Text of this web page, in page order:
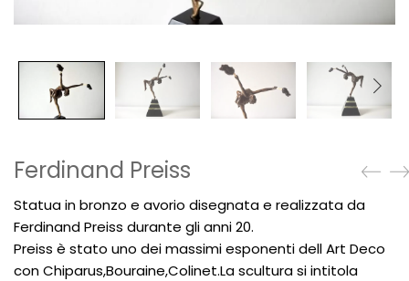
Ferdinand Preiss
Statua in bronzo e avorio disegnata e realizzata da
Ferdinand Preiss durante gli anni 20.
Preiss è stato uno dei massimi esponenti dell Art Deco
con Chiparus,Bouraine,Colinet.La scultura si intitola